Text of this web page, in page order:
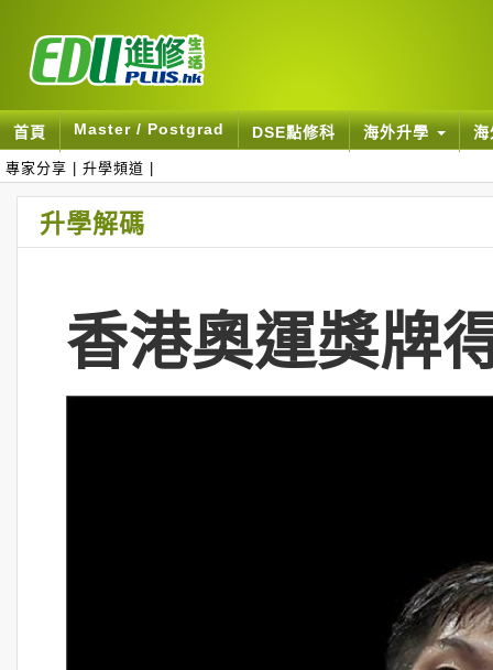
首頁 Master / Postgrad DSE點修科 海外升學
專家分享 升學頻道
升學解碼
香港奧運獎牌